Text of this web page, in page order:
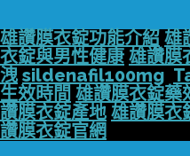
雄讚膜衣錠功能介紹 雄
衣錠與男性健康 雄讚膜
洩 sildenafil100mg
生效時間 雄讚膜衣錠藥
讚膜衣錠產地 雄讚膜衣
讚膜衣錠官網